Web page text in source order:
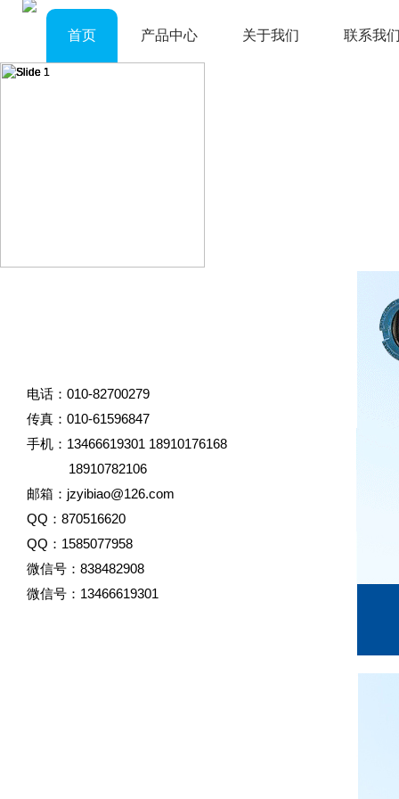
首页 产品中心 关于我们 联系我
电话：010-82700279
传真：010-61596847
手机：13466619301 18910176168
18910782106
邮箱：jzyibiao@126.com
QQ：870516620
QQ：1585077958
微信号：838482908
微信号：13466619301